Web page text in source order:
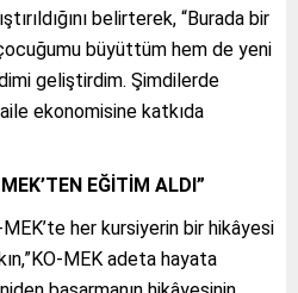
belirterek, “Burada bir
büyüttüm hem de yeni
geliştirdim. Şimdilerde
ekonomisine katkıda
EĞİTİM ALDI”
MEK’te her kursiyerin bir hikâyesi
MEK adeta hayata